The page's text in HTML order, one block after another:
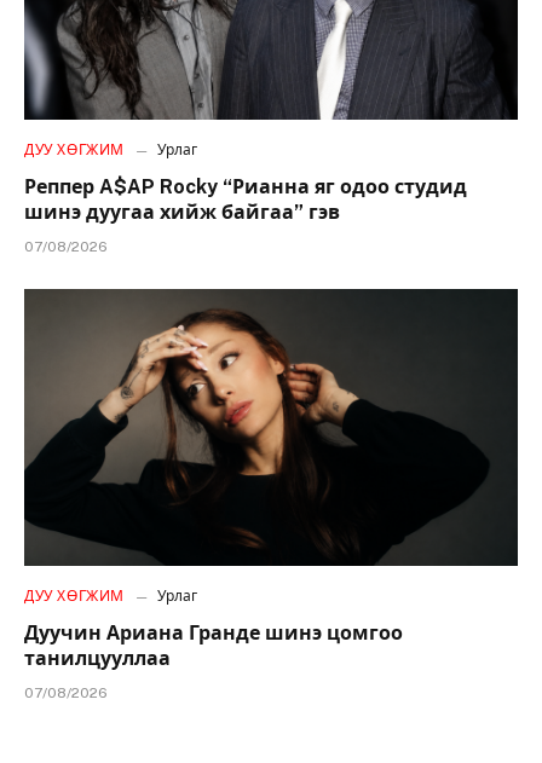
ДУУ ХӨГЖИМ Урлаг
Реппер A$AP Rocky “Рианна яг одоо студид
шинэ дуугаа хийж байгаа” гэв
07/08/2026
ДУУ ХӨГЖИМ Урлаг
Дуучин Ариана Гранде шинэ цомгоо
танилцууллаа
07/08/2026